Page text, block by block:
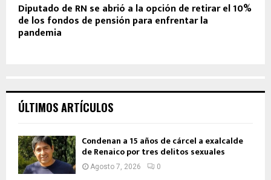
Diputado de RN se abrió a la opción de retirar el 10%
de los fondos de pensión para enfrentar la
pandemia
ÚLTIMOS ARTÍCULOS
Condenan a 15 años de cárcel a exalcalde
de Renaico por tres delitos sexuales
Agosto 7, 2026 0